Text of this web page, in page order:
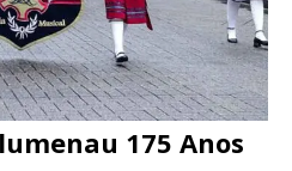
175 Anos